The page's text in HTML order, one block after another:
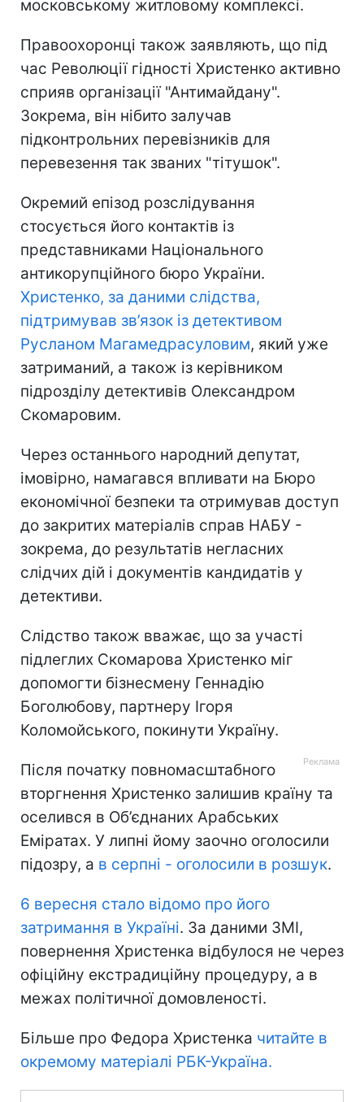
московському житловому комплексі.
Правоохоронці також заявляють, що під
час Революції гідності Христенко активно
сприяв організації "Антимайдану".
Зокрема, він нібито залучав
підконтрольних перевізників для
перевезення так званих "тітушок".
Окремий епізод розслідування
стосується його контактів із
представниками Національного
антикорупційного бюро України.
Христенко, за даними слідства,
підтримував зв’язок із детективом
Русланом Магамедрасуловим, який уже
затриманий, а також із керівником
підрозділу детективів Олександром
Скомаровим.
Через останнього народний депутат,
імовірно, намагався впливати на Бюро
економічної безпеки та отримував доступ
до закритих матеріалів справ НАБУ -
зокрема, до результатів негласних
слідчих дій і документів кандидатів у
детективи.
Слідство також вважає, що за участі
підлеглих Скомарова Христенко міг
допомогти бізнесмену Геннадію
Боголюбову, партнеру Ігоря
Коломойського, покинути Україну.
Після початку повномасштабного
вторгнення Христенко залишив країну та
оселився в Об’єднаних Арабських
Еміратах. У липні йому заочно оголосили
підозру, а в серпні - оголосили в розшук.
6 вересня стало відомо про його
затримання в Україні. За даними ЗМІ,
повернення Христенка відбулося не через
офіційну екстрадиційну процедуру, а в
межах політичної домовленості.
Більше про Федора Христенка читайте в
окремому матеріалі РБК-Україна.